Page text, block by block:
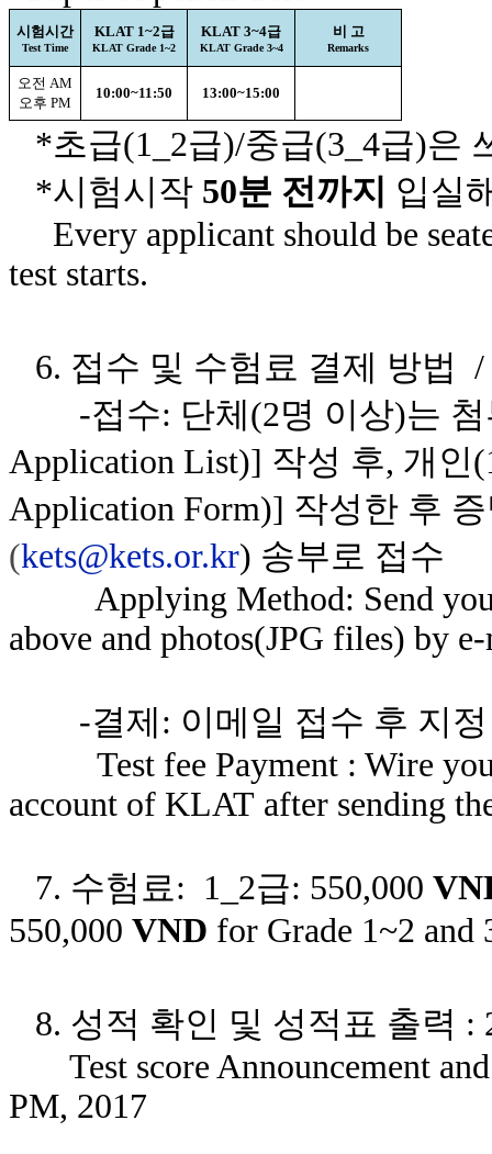
시험시간
Test Time
KLAT 1~2급
KLAT Grade 1~2
KLAT 3~4급
KLAT Grade 3~4
비 고
Remarks
오전 AM
오후 PM
10:00~11:50 13:00~15:00
*초급(1_2급)/중급(3_4급)은
*시험시작 50분 전까지 입실
Every applicant should be
test starts.
6. 접수 및 수험료 결제 방법 /
-접수: 단체(2명 이상)는 첨
Application List)] 작성 후, 개인
Application Form)] 작성한 후
(kets@kets.or.kr) 송부로 접수
Applying Method: Send
above and photos(JPG files) by
-결제: 이메일 접수 후 지정
Test fee Payment : Wire your
account of KLAT after sending
7. 수험료: 1_2급: 550,000
550,000 VND for Grade 1~2 and
8. 성적 확인 및 성적표 출력 :
Test score Announcement
PM, 2017